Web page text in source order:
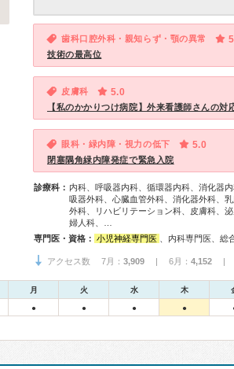
歯科口腔外科・親知らず・顎の異常
技術の最高位
皮膚科 5.0
【私のかかりつけ病院】外来看護師さんの対
眼科・緑内障・視力の低下 5.0
閉塞隅角緑内障発症で緊急入院
診療科： 内科、呼吸器内科、循環器内科、消化器
吸器外科、心臓血管外科、消化器外科、
外科、リハビリテーション科、皮膚科、
婦人科、…
専門医・資格： 小児神経専門医 、内科専門医、総合内科専門医、アレルギー専門医、リウマチ専門医、感染症専門医、血液専門医、外科専門医、糖尿病専門医、内分泌代謝科専門医、呼吸器専門医、呼吸器外科専門医、気管支鏡専門医、循環器専門医、心臓血管外科専門医、高血圧専門医、不整脈専門医、消化器病専門医、消化器外科専門医、肝臓専門医、大腸肛門病専門医、消化器内視鏡
アクセス数 7月： 3,909 | 6月： 4,152 |
月 火 水 木
● ● ● ●